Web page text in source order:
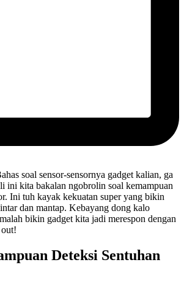
soal sensor-sensornya gadget kalian, ga
ini kita bakalan ngobrolin soal kemampuan
Ini tuh kayak kekuatan super yang bikin
dan mantap. Kebayang dong kalo
bikin gadget kita jadi merespon dengan
Deteksi Sentuhan